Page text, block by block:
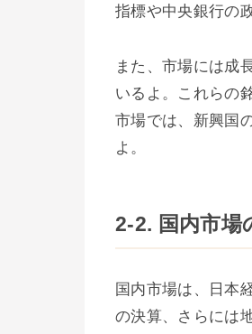
指標や中央銀行の
また、市場には成
いるよ。これらの
市場では、新興国
よ。
2-2. 国内市場
国内市場は、日本
の決算、さらには